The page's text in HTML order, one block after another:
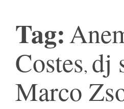
Tag:
Costes, dj
Marco